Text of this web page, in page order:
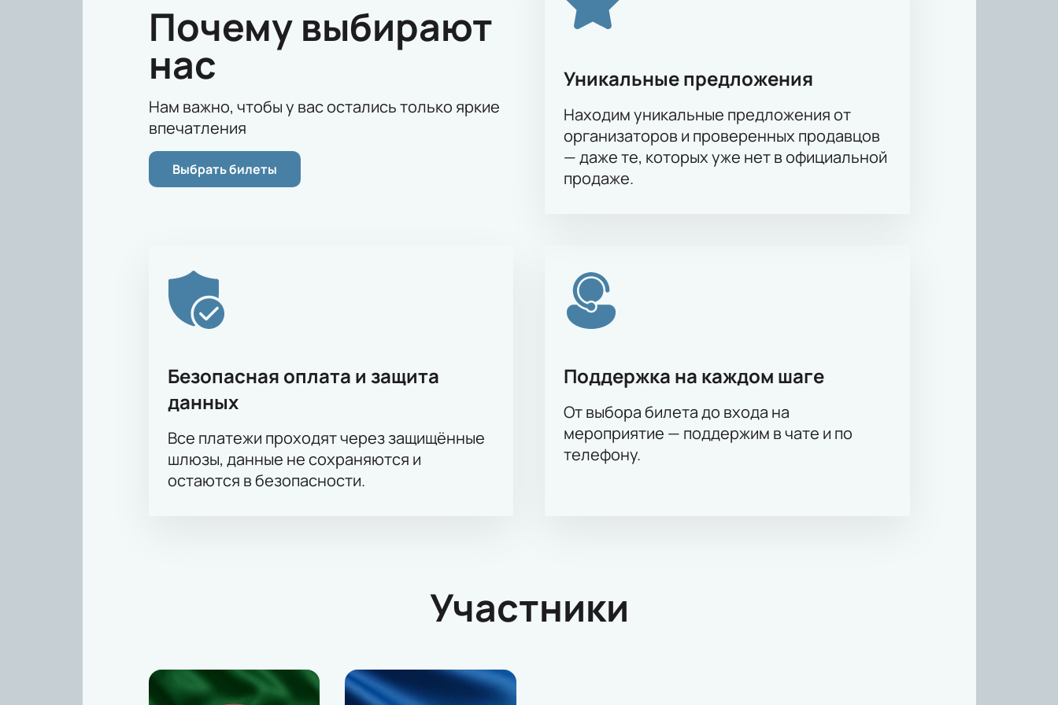
Почему выбирают
нас
Нам важно, чтобы у вас остались только яркие
впечатления
Выбрать билеты
Уникальные предложения
Находим уникальные предложения от
организаторов и проверенных продавцов
— даже те, которых уже нет в официальной
продаже.
Безопасная оплата и защита
данных
Все платежи проходят через защищённые
шлюзы, данные не сохраняются и
остаются в безопасности.
Поддержка на каждом шаге
От выбора билета до входа на
мероприятие — поддержим в чате и по
телефону.
Участники